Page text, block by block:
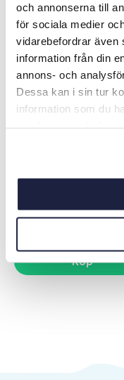
och annonserna till
för sociala medier
vidarebefordrar även
information från din
annons- och
Dessa kan i sin tur
information som du
-19%
Art nr: 02895
Ord. pris 795 kr
Köp